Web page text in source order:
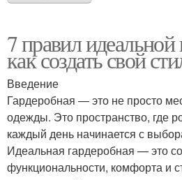
7 правил идеальной
как создать свой
Введение
Гардеробная — это не просто
одежды. Это пространство, где
каждый день начинается с
Идеальная гардеробная — это
функциональности, комфорта и